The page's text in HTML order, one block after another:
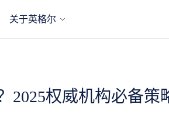
关于英格尔
2025权威机构必备策